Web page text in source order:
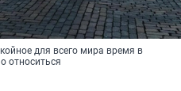
для всего мира время в
относиться